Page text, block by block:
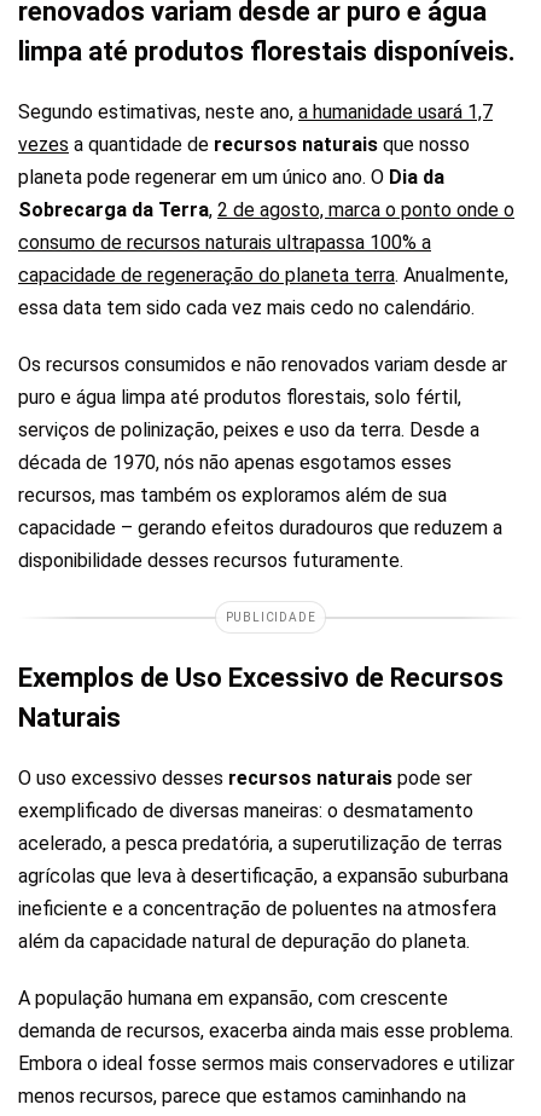
renovados variam desde ar puro e água
limpa até produtos florestais disponíveis.
Segundo estimativas, neste ano, a humanidade usará 1,7
vezes a quantidade de recursos naturais que nosso
planeta pode regenerar em um único ano. O Dia da
Sobrecarga da Terra, 2 de agosto, marca o ponto onde o
consumo de recursos naturais ultrapassa 100% a
capacidade de regeneração do planeta terra. Anualmente,
essa data tem sido cada vez mais cedo no calendário.
Os recursos consumidos e não renovados variam desde ar
puro e água limpa até produtos florestais, solo fértil,
serviços de polinização, peixes e uso da terra. Desde a
década de 1970, nós não apenas esgotamos esses
recursos, mas também os exploramos além de sua
capacidade – gerando efeitos duradouros que reduzem a
disponibilidade desses recursos futuramente.
PUBLICIDADE
Exemplos de Uso Excessivo de Recursos
Naturais
O uso excessivo desses recursos naturais pode ser
exemplificado de diversas maneiras: o desmatamento
acelerado, a pesca predatória, a superutilização de terras
agrícolas que leva à desertificação, a expansão suburbana
ineficiente e a concentração de poluentes na atmosfera
além da capacidade natural de depuração do planeta.
A população humana em expansão, com crescente
demanda de recursos, exacerba ainda mais esse problema.
Embora o ideal fosse sermos mais conservadores e utilizar
menos recursos, parece que estamos caminhando na